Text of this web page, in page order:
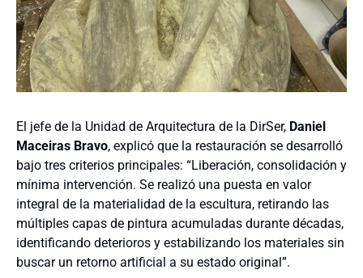
El jefe de la Unidad de Arquitectura de la DirSer, Daniel
Maceiras Bravo, explicó que la restauración se desarrolló
bajo tres criterios principales: “Liberación, consolidación y
mínima intervención. Se realizó una puesta en valor
integral de la materialidad de la escultura, retirando las
múltiples capas de pintura acumuladas durante décadas,
identificando deterioros y estabilizando los materiales sin
buscar un retorno artificial a su estado original”.